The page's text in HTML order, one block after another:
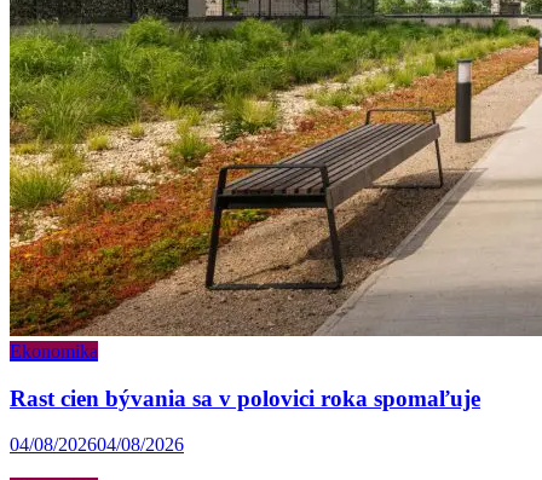
Ekonomika
Rast cien bývania sa v polovici roka spomaľuje
04/08/202604/08/2026